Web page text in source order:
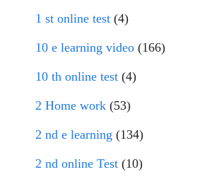
1 st online test (4)
10 e learning video (166)
10 th online test (4)
2 Home work (53)
2 nd e learning (134)
2 nd online Test (10)